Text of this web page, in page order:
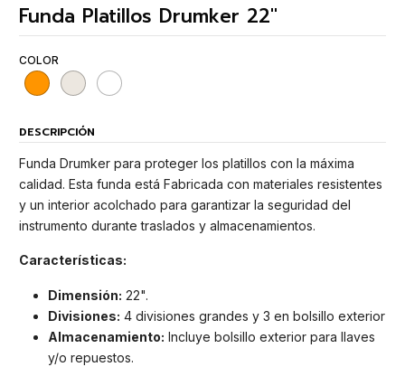
Funda Platillos Drumker 22"
COLOR
DESCRIPCIÓN
Funda Drumker para proteger los platillos con la máxima
calidad. Esta funda está Fabricada con materiales resistentes
y un interior acolchado para garantizar la seguridad del
instrumento durante traslados y almacenamientos.
Características:
Dimensión: 22".
Divisiones: 4 divisiones grandes y 3 en bolsillo exterior
Almacenamiento: Incluye bolsillo exterior para llaves
y/o repuestos.